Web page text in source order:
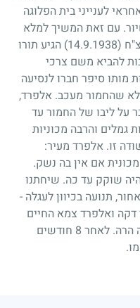
לענייני בית הפלוגה
עם זאת המשיך למלא
(14.9.1938)
הגיע תורו
להביא משם צרכי
מותו סיפר חברו לנסיעה
שהחמור מעכב. אלפרד,
על ליבו של החמור עד
גמלים והרבה מכוניות
זו. אלפרד מעיר:
אם אין בה נשק.
שוקק עד כה. שיחתנו
תנועה בכיוון לעגלה -
דקה ואלפרד צמא החיים
איננו". נטמן בגבעת ברנר. הניח אישה הרה. לאחר 8 חודשים